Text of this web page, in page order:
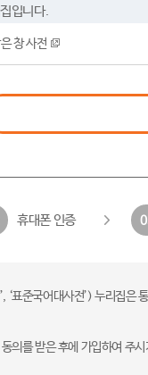
입니다.
창 사전
휴대폰 인증
‘표준국어대사전’) 누리집
의를 받은 후에 가입하여 주